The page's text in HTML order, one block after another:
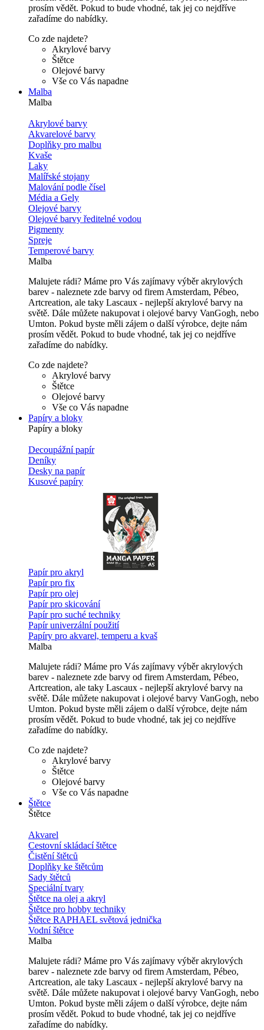
prosím vědět. Pokud to bude vhodné, tak jej co nejdříve
zařadíme do nabídky.
Co zde najdete?
Akrylové barvy
Štětce
Olejové barvy
Vše co Vás napadne
Malba
Malba
Akrylové barvy
Akvarelové barvy
Doplňky pro malbu
Kvaše
Laky
Malířské stojany
Malování podle čísel
Média a Gely
Olejové barvy
Olejové barvy ředitelné vodou
Pigmenty
Spreje
Temperové barvy
Malba
Malujete rádi? Máme pro Vás zajímavy výběr akrylových
barev - naleznete zde barvy od firem Amsterdam, Pébeo,
Artcreation, ale taky Lascaux - nejlepší akrylové barvy na
světě. Dále můžete nakupovat i olejové barvy VanGogh, nebo
Umton. Pokud byste měli zájem o další výrobce, dejte nám
prosím vědět. Pokud to bude vhodné, tak jej co nejdříve
zařadíme do nabídky.
Co zde najdete?
Akrylové barvy
Štětce
Olejové barvy
Vše co Vás napadne
Papíry a bloky
Papíry a bloky
Decoupážní papír
Deníky
Desky na papír
Kusové papíry
Papír pro akryl
Papír pro fix
Papír pro olej
Papír pro skicování
Papír pro suché techniky
Papír univerzální použití
Papíry pro akvarel, temperu a kvaš
Malba
Malujete rádi? Máme pro Vás zajímavy výběr akrylových
barev - naleznete zde barvy od firem Amsterdam, Pébeo,
Artcreation, ale taky Lascaux - nejlepší akrylové barvy na
světě. Dále můžete nakupovat i olejové barvy VanGogh, nebo
Umton. Pokud byste měli zájem o další výrobce, dejte nám
prosím vědět. Pokud to bude vhodné, tak jej co nejdříve
zařadíme do nabídky.
Co zde najdete?
Akrylové barvy
Štětce
Olejové barvy
Vše co Vás napadne
Štětce
Štětce
Akvarel
Cestovní skládací štětce
Čistění štětců
Doplňky ke štětcům
Sady štětců
Speciální tvary
Štětce na olej a akryl
Štětce pro hobby techniky
Štětce RAPHAEL světová jednička
Vodní štětce
Malba
Malujete rádi? Máme pro Vás zajímavy výběr akrylových
barev - naleznete zde barvy od firem Amsterdam, Pébeo,
Artcreation, ale taky Lascaux - nejlepší akrylové barvy na
světě. Dále můžete nakupovat i olejové barvy VanGogh, nebo
Umton. Pokud byste měli zájem o další výrobce, dejte nám
prosím vědět. Pokud to bude vhodné, tak jej co nejdříve
zařadíme do nabídky.